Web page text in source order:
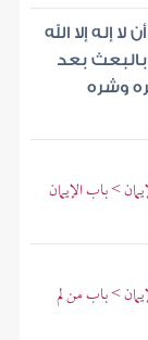
إله إلا الله
بعد
وشره
> باب الإيمان
> باب من لم